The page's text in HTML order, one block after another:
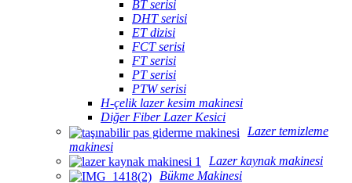
BT serisi
DHT serisi
ET dizisi
FCT serisi
FT serisi
PT serisi
PTW serisi
H-çelik lazer kesim makinesi
Diğer Fiber Lazer Kesici
Lazer temizleme
makinesi
Lazer kaynak makinesi
Bükme Makinesi